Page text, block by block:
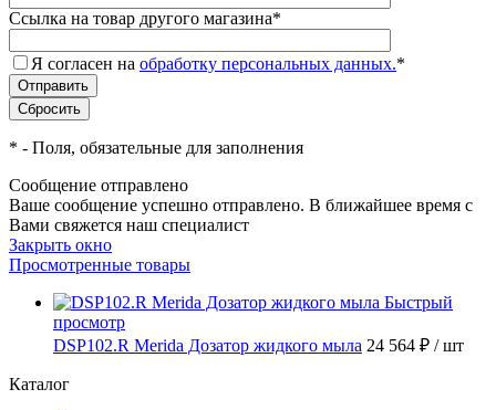
Ссылка на товар другого магазина*
Я согласен на обработку персональных данных.*
* - Поля, обязательные для заполнения
Сообщение отправлено
Ваше сообщение успешно отправлено. В ближайшее время с
Вами свяжется наш специалист
Закрыть окно
Просмотренные товары
Быстрый
просмотр
DSP102.R Merida Дозатор жидкого мыла 24 564 ₽ / шт
Каталог